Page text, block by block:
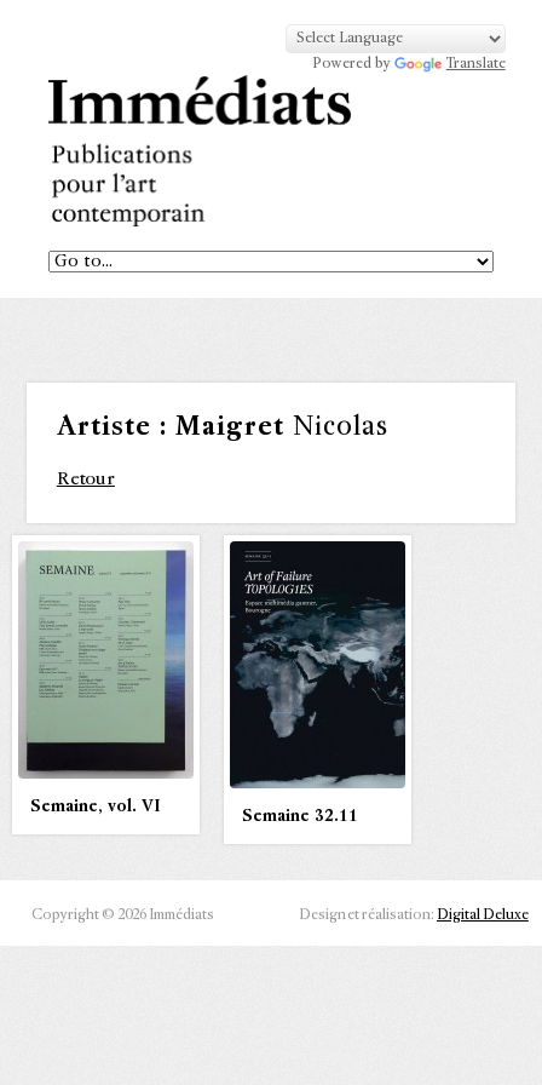
Powered by Translate
Artiste : Maigret Nicolas
Retour
Semaine, vol. VI
Semaine 32.11
Copyright © 2026 Immédiats Design et réalisation: Digital Deluxe